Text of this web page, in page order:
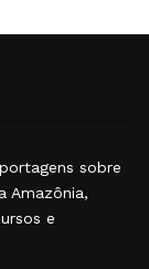
sobre
Amazônia,
e